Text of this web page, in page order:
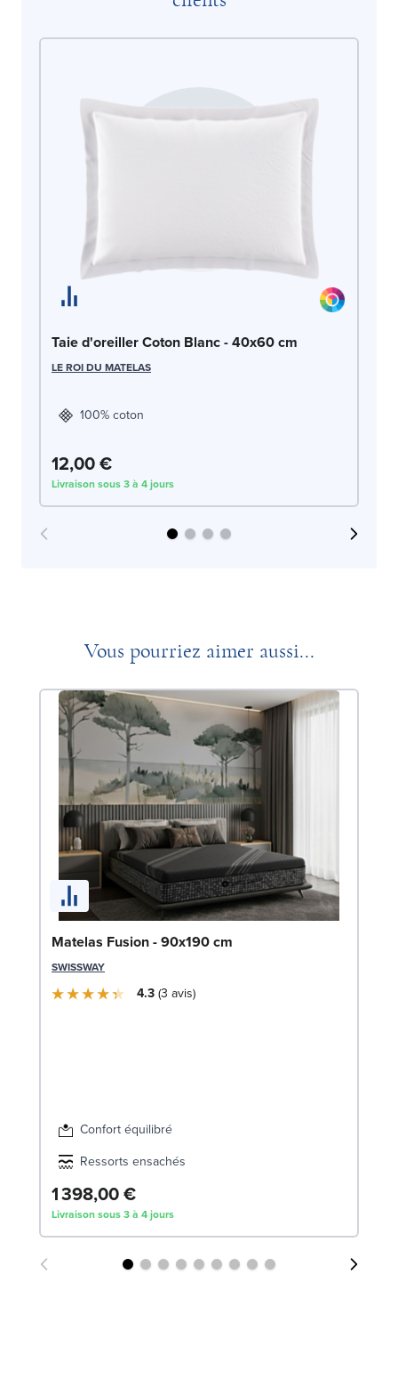
Taie d'oreiller Coton Blanc - 40x60 cm
LE ROI DU MATELAS
100% coton
12,00 €
Livraison sous 3 à 4 jours
Vous pourriez aimer aussi...
Matelas Fusion - 90x190 cm
SWISSWAY
4.3 3 avis
Confort équilibré
Ressorts ensachés
1 398,00 €
Livraison sous 3 à 4 jours